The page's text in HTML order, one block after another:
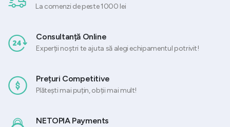
La comenzi de peste 1000 lei
Consultanță Online
Experții noștri te ajuta să alegi echipamentul potrivit!
Prețuri Competitive
Plătești mai puțin, obții mai mult!
NETOPIA Payments